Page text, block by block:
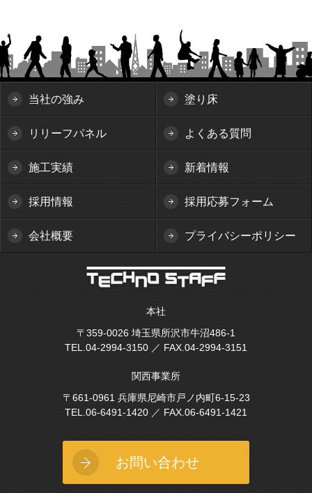
当社の強み 塗り床
リリーフパネル よくある質問
施工実績 新着情報
採用情報 採用応募フォーム
会社概要 プライバシーポリシー
本社
〒359-0026 埼玉県所沢市牛沼486-1
TEL.04-2994-3150 ／ FAX.04-2994-3151
関西事業所
〒661-0961 兵庫県尼崎市戸ノ内町6-15-23
TEL.06-6491-1420 ／ FAX.06-6491-1421
お問い合わせ